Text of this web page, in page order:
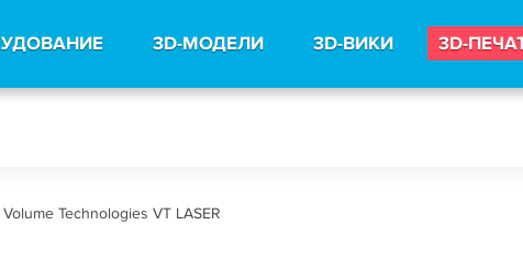
3D-МОДЕЛИ 3D-ВИКИ 3D-
Volume Technologies VT LASER